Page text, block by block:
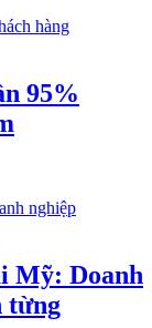
95%
Mỹ: Doanh
từng